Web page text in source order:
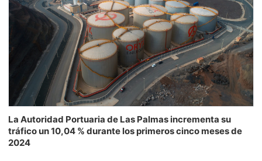
La Autoridad Portuaria de Las Palmas incrementa su
tráfico un 10,04 % durante los primeros cinco meses de
2024